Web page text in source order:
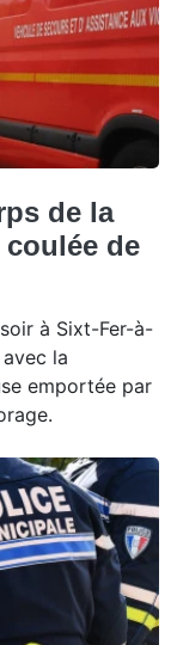
de la
de
à Sixt-Fer-à-
la
emportée par